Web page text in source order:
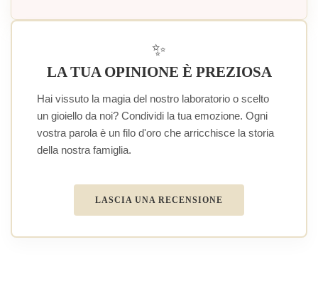
✨
LA TUA OPINIONE È PREZIOSA
Hai vissuto la magia del nostro laboratorio o scelto
un gioiello da noi? Condividi la tua emozione. Ogni
vostra parola è un filo d'oro che arricchisce la storia
della nostra famiglia.
LASCIA UNA RECENSIONE